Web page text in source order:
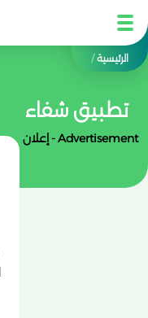
الرئيسية/
تطبيق شفاء
Advertisement - إعلان